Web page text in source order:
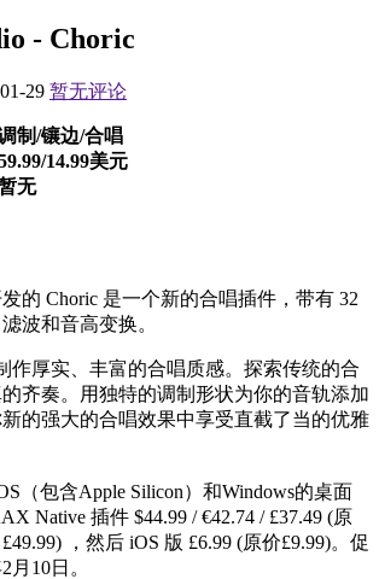
- Choric
29 暂无评论
制/镶边/合唱
14.99美元
无
发的 Choric 是一个新的合唱插件，带有 32
波和音高变换。
作厚实、丰富的合唱质感。探索传统的合
齐奏。用独特的调制形状为你的音轨添加
的强大的合唱效果中享受直截了当的优雅
（包含Apple Silicon）和Windows的桌面
Native 插件 $44.99 / €42.74 / £37.49 (原
，然后 iOS 版 £6.99 (原价£9.99)。促
月10日。